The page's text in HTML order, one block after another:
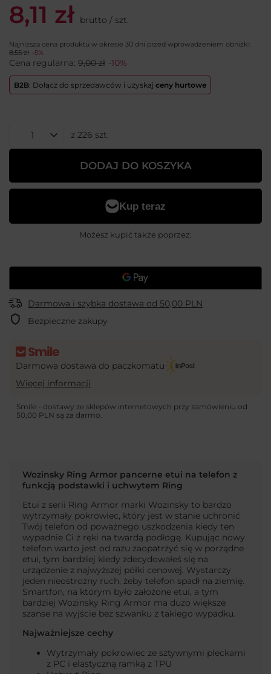
8,11 zł brutto / szt.
Najniższa cena produktu w okresie 30 dni przed wprowadzeniem obniżki:
8,55 zł
-5%
Cena regularna: 9,00 zł -10%
B2B: Dołącz do sprzedawców i uzyskaj ceny hurtowe
z 226 szt.
DODAJ DO KOSZYKA
Możesz kupić także poprzez:
Darmowa i szybka dostawa od 50,00 PLN
Bezpieczne zakupy
Darmowa dostawa do paczkomatu
Więcej informacji
Smile - dostawy ze sklepów internetowych przy zamówieniu od
50,00 PLN są za darmo.
Wozinsky Ring Armor pancerne etui na telefon z
funkcją podstawki i uchwytem Ring
Etui z serii Ring Armor marki Wozinsky to bardzo
wytrzymały pokrowiec, który jest w stanie uchronić
Twój telefon od poważnego uszkodzenia kiedy ten
wypadnie Ci z ręki na twardą podłogę. Kupując nowy
telefon warto jest od razu zaopatrzyć się w porządne
etui, tym bardziej kiedy zdecydowałeś się na
urządzenie z najwyższej półki cenowej. Wystarczy
jeden nieostrożny ruch, żeby telefon spadł na ziemię.
Smartfon, na którym było założone etui, a tym
bardziej Wozinsky Ring Armor ma dużo większe
szanse na wyjście bez szwanku z takiego wypadku.
Najważniejsze cechy
Wytrzymały pokrowiec ze sztywnymi pleckami
z PC i elastyczną ramką z TPU